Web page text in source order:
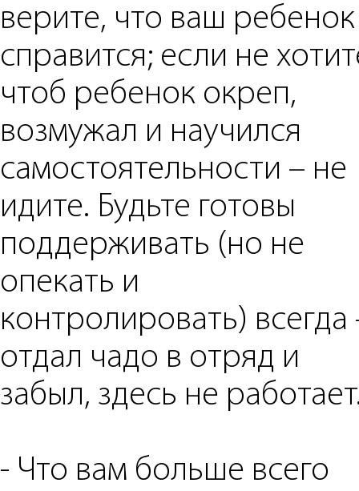
верите, что ваш ребенок
справится; если не
чтоб ребенок окреп,
возмужал и научился
самостоятельности – не
идите. Будьте готовы
поддерживать (но не
опекать и
контролировать) всегда
отдал чадо в отряд и
забыл, здесь не
- ⁠Что вам больше всего